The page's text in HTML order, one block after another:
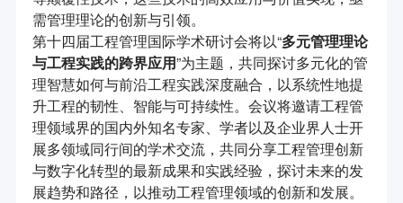
需管理理论的创新与引领。
第十四届工程管理国际学术研讨会将以“多元管理理论
与工程实践的跨界应用”为主题，共同探讨多元化的管
理智慧如何与前沿工程实践深度融合，以系统性地提
升工程的韧性、智能与可持续性。会议将邀请工程管
理领域界的国内外知名专家、学者以及企业界人士开
展多领域同行间的学术交流，共同分享工程管理创新
与数字化转型的最新成果和实践经验，探讨未来的发
展趋势和路径，以推动工程管理领域的创新和发展。